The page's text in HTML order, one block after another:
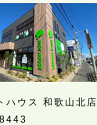
ハウス 和歌山北店